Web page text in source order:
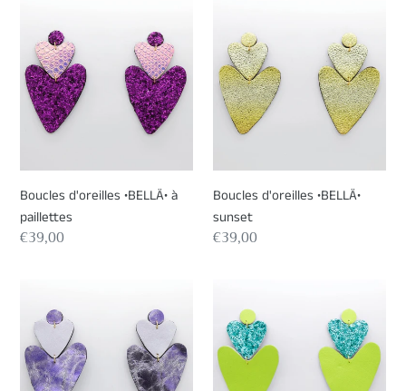
d'oreilles
•BELLÄ•
à
paillettes
Boucles d'oreilles •BELLÄ• à
paillettes
Prix
€39,00
d'oreilles
•BELLÄ•
sunset
Boucles d'oreilles •BELLÄ•
sunset
Prix
€39,00
d'oreilles
•BELLÄ•
à
motifs
d'oreilles
•BELLÄ•
à
paillettes